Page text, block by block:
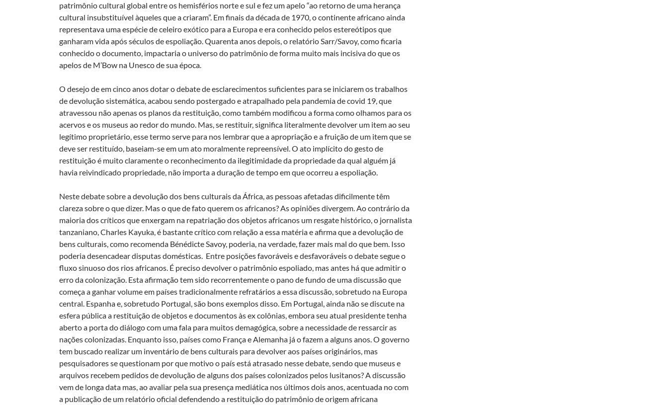
patrimônio cultural global entre os hemisférios norte e sul e fez um apelo “ao retorno de uma herança
cultural insubstituível àqueles que a criaram”. Em finais da década de 1970, o continente africano ainda
representava uma espécie de celeiro exótico para a Europa e era conhecido pelos estereótipos que
ganharam vida após séculos de espoliação. Quarenta anos depois, o relatório Sarr/Savoy, como ficaria
conhecido o documento, impactaria o universo do patrimônio de forma muito mais incisiva do que os
apelos de M’Bow na Unesco de sua época.
O desejo de em cinco anos dotar o debate de esclarecimentos suficientes para se iniciarem os trabalhos
de devolução sistemática, acabou sendo postergado e atrapalhado pela pandemia de covid 19, que
atravessou não apenas os planos da restituição, como também modificou a forma como olhamos para os
acervos e os museus ao redor do mundo. Mas, se restituir, significa literalmente devolver um item ao seu
legítimo proprietário, esse termo serve para nos lembrar que a apropriação e a fruição de um item que se
deve ser restituído, baseiam-se em um ato moralmente repreensível. O ato implícito do gesto de
restituição é muito claramente o reconhecimento da ilegitimidade da propriedade da qual alguém já
havia reivindicado propriedade, não importa a duração de tempo em que ocorreu a espoliação.
Neste debate sobre a devolução dos bens culturais da África, as pessoas afetadas dificilmente têm
clareza sobre o que dizer. Mas o que de fato querem os africanos? As opiniões divergem. Ao contrário da
maioria dos críticos que enxergam na repatriação dos objetos africanos um resgate histórico, o jornalista
tanzaniano, Charles Kayuka, é bastante crítico com relação a essa matéria e afirma que a devolução de
bens culturais, como recomenda Bénédicte Savoy, poderia, na verdade, fazer mais mal do que bem. Isso
poderia desencadear disputas domésticas. Entre posições favoráveis e desfavoráveis o debate segue o
fluxo sinuoso dos rios africanos. É preciso devolver o patrimônio espoliado, mas antes há que admitir o
erro da colonização. Esta afirmação tem sido recorrentemente o pano de fundo de uma discussão que
começa a ganhar volume em países tradicionalmente refratários a essa discussão, sobretudo na Europa
central. Espanha e, sobretudo Portugal, são bons exemplos disso. Em Portugal, ainda não se discute na
esfera pública a restituição de objetos e documentos às ex colônias, embora seu atual presidente tenha
aberto a porta do diálogo com uma fala para muitos demagógica, sobre a necessidade de ressarcir as
nações colonizadas. Enquanto isso, países como França e Alemanha já o fazem a alguns anos. O governo
tem buscado realizar um inventário de bens culturais para devolver aos países originários, mas
pesquisadores se questionam por que motivo o país está atrasado nesse debate, sendo que museus e
arquivos recebem pedidos de devolução de alguns dos países colonizados pelos lusitanos? A discussão
vem de longa data mas, ao avaliar pela sua presença mediática nos últimos dois anos, acentuada no com
a publicação de um relatório oficial defendendo a restituição do patrimônio de origem africana